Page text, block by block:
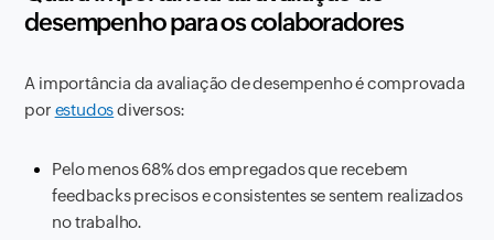
desempenho para os colaboradores
A importância da avaliação de desempenho é comprovada
por estudosdiversos:
Pelo menos 68% dos empregados que recebem
feedbacks precisos e consistentes se sentem realizados
no trabalho.